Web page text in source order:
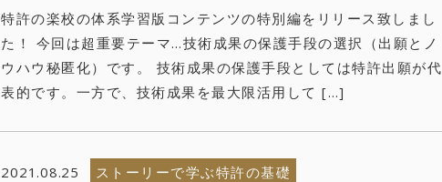
特許の楽校の体系学習版コンテンツの特別編をリリース致しまし
た！ 今回は超重要テーマ…技術成果の保護手段の選択（出願とノ
ウハウ秘匿化）です。 技術成果の保護手段としては特許出願が代
表的です。一方で、技術成果を最大限活用して […]
2021.08.25 ストーリーで学ぶ特許の基礎